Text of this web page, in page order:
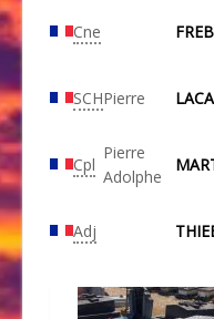
Cne
SCHPierre
Cpl
Pierre
Adolphe
Adj